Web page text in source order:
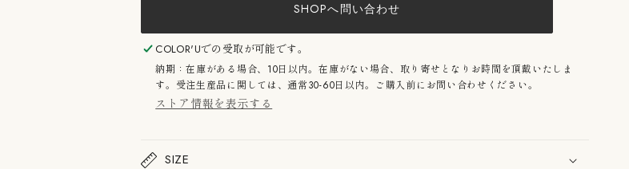
シ
ョ
ン
フ
ラ
ワ
ッ
ト
シ
ョ
ン
フ
ラ
ワ
SHOPへ問い合わせ
COLOR'Uでの受取が可能です。
納期：在庫がある場合、10日以内。在庫がない場合、取り寄せとなりお時間を頂戴いたしま
す。受注生産品に関しては、通常30-60日以内。ご購入前にお問い合わせください。
ストア情報を表示する
SIZE